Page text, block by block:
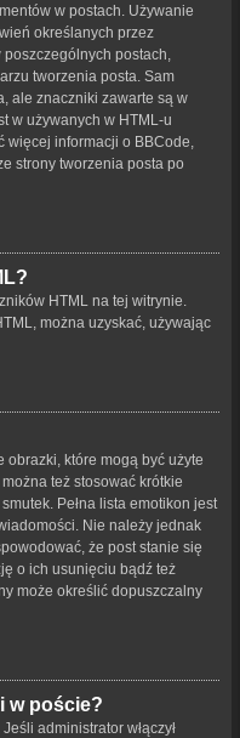
w postach. Używanie
określanych przez
postach,
tworzenia posta. Sam
ale znaczniki zawarte są w
w używanych w HTML-u
więcej informacji o BBCode,
strony tworzenia posta po
HTML na tej witrynie.
można uzyskać, używając
obrazki, które mogą być użyte
też stosować krótkie
Pełna lista emotikon jest
Nie należy jednak
że post stanie się
o ich usunięciu bądź też
może określić dopuszczalny
w poście?
administrator włączył